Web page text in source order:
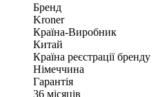
Бренд
Kroner
Країна-Виробник
Китай
Країна реєстрації бренду
Німеччина
Гарантія
36 місяців